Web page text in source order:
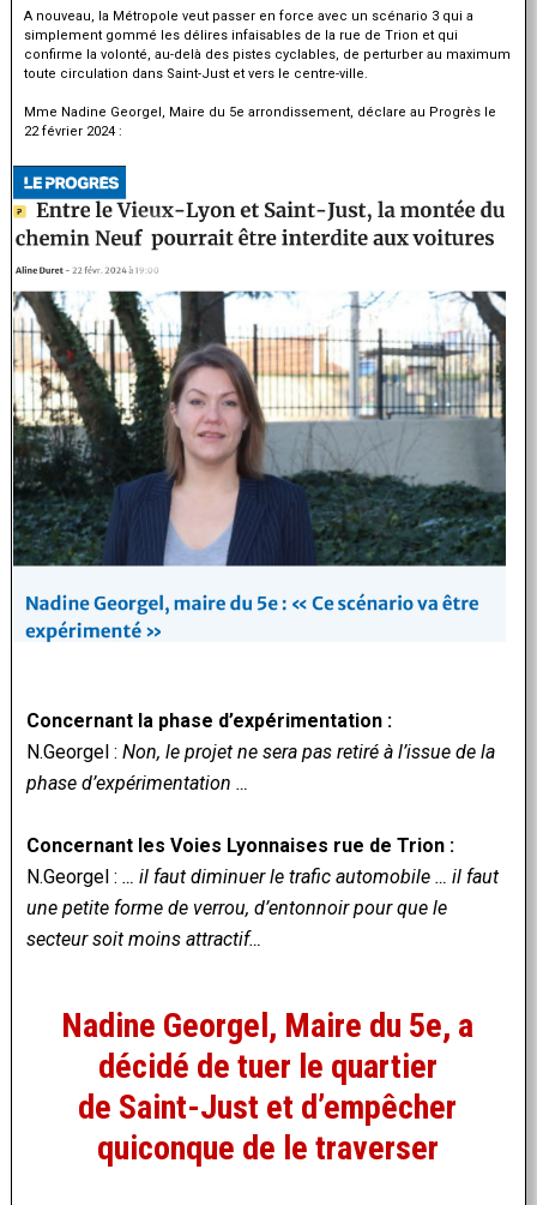
A nouveau, la Métropole veut passer en force avec un scénario 3 qui a
simplement gommé les délires infaisables de la rue de Trion et qui
confirme la volonté, au-delà des pistes cyclables, de perturber au maximum
toute circulation dans Saint-Just et vers le centre-ville.
Mme Nadine Georgel, Maire du 5e arrondissement, déclare au Progrès le
22 février 2024 :
Concernant la phase d’expérimentation :
N.Georgel :Non, le projet ne sera pas retiré à l’issue de la
phase d’expérimentation …
Concernant les Voies Lyonnaises rue de Trion :
N.Georgel :… il faut diminuer le trafic automobile … il faut
une petite forme de verrou, d’entonnoir pour que le
secteur soit moins attractif…
Nadine Georgel, Maire du 5e, a
décidé de tuer le quartier
de Saint-Just et d’empêcher
quiconque de le traverser